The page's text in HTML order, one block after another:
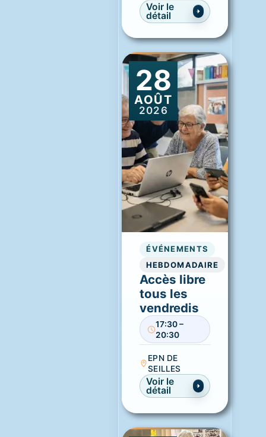
Voir le
détail
28
AOÛT
2026
ÉVÉNEMENTS
HEBDOMADAIRE
Accès libre
tous les
vendredis
17:30 –
20:30
EPN DE
SEILLES
Voir le
détail